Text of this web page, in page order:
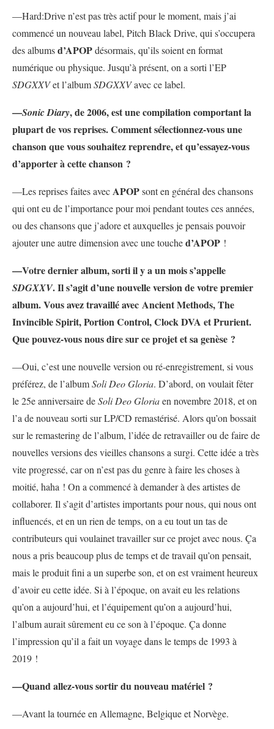
—Hard:Drive n’est pas très actif pour le moment, mais j’ai
commencé un nouveau label, Pitch Black Drive, qui s’occupera
des albumsd’APOPdésormais, qu’ils soient en format
numérique ou physique. Jusqu’à présent, on a sorti l’EP
SDGXXVet l’albumSDGXXVavec ce label.
—Sonic Diary, de 2006, est une compilation comportant la
plupart de vos reprises. Comment sélectionnez-vous une
chanson que vous souhaitez reprendre, et qu’essayez-vous
d’apporter à cette chanson ?
—Les reprises faites avecAPOPsont en général des chansons
qui ont eu de l’importance pour moi pendant toutes ces années,
ou des chansons que j’adore et auxquelles je pensais pouvoir
ajouter une autre dimension avec une touched’APOP !
—Votre dernier album, sorti il y a un mois s’appelle
SDGXXV. Il s’agit d’une nouvelle version de votre premier
album. Vous avez travaillé avec Ancient Methods, The
Invincible Spirit, Portion Control, Clock DVA et Prurient.
Que pouvez-vous nous dire sur ce projet et sa genèse ?
—Oui, c’est une nouvelle version ou ré-enregistrement, si vous
préférez, de l’albumSoli Deo Gloria. D’abord, on voulait fêter
le 25e anniversaire deSoli Deo Gloriaen novembre 2018, et on
l’a de nouveau sorti sur LP/CD remastérisé. Alors qu’on bossait
sur le remastering de l’album, l’idée de retravailler ou de faire de
nouvelles versions des vieilles chansons a surgi. Cette idée a très
vite progressé, car on n’est pas du genre à faire les choses à
moitié, haha ! On a commencé à demander à des artistes de
collaborer. Il s’agit d’artistes importants pour nous, qui nous ont
influencés, et en un rien de temps, on a eu tout un tas de
contributeurs qui voulainet travailler sur ce projet avec nous. Ça
nous a pris beaucoup plus de temps et de travail qu’on pensait,
mais le produit fini a un superbe son, et on est vraiment heureux
d’avoir eu cette idée. Si à l’époque, on avait eu les relations
qu’on a aujourd’hui, et l’équipement qu’on a aujourd’hui,
l’album aurait sûrement eu ce son à l’époque. Ça donne
l’impression qu’il a fait un voyage dans le temps de 1993 à
2019 !
—Quand allez-vous sortir du nouveau matériel ?
—Avant la tournée en Allemagne, Belgique et Norvège.